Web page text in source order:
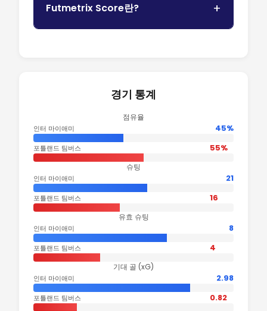
Futmetrix Score란?
경기 통계
점유율
인터 마이애미 45%
포틀랜드 팀버스 55%
슈팅
인터 마이애미 21
포틀랜드 팀버스 16
유효 슈팅
인터 마이애미 8
포틀랜드 팀버스 4
기대 골 (xG)
인터 마이애미 2.98
포틀랜드 팀버스 0.82